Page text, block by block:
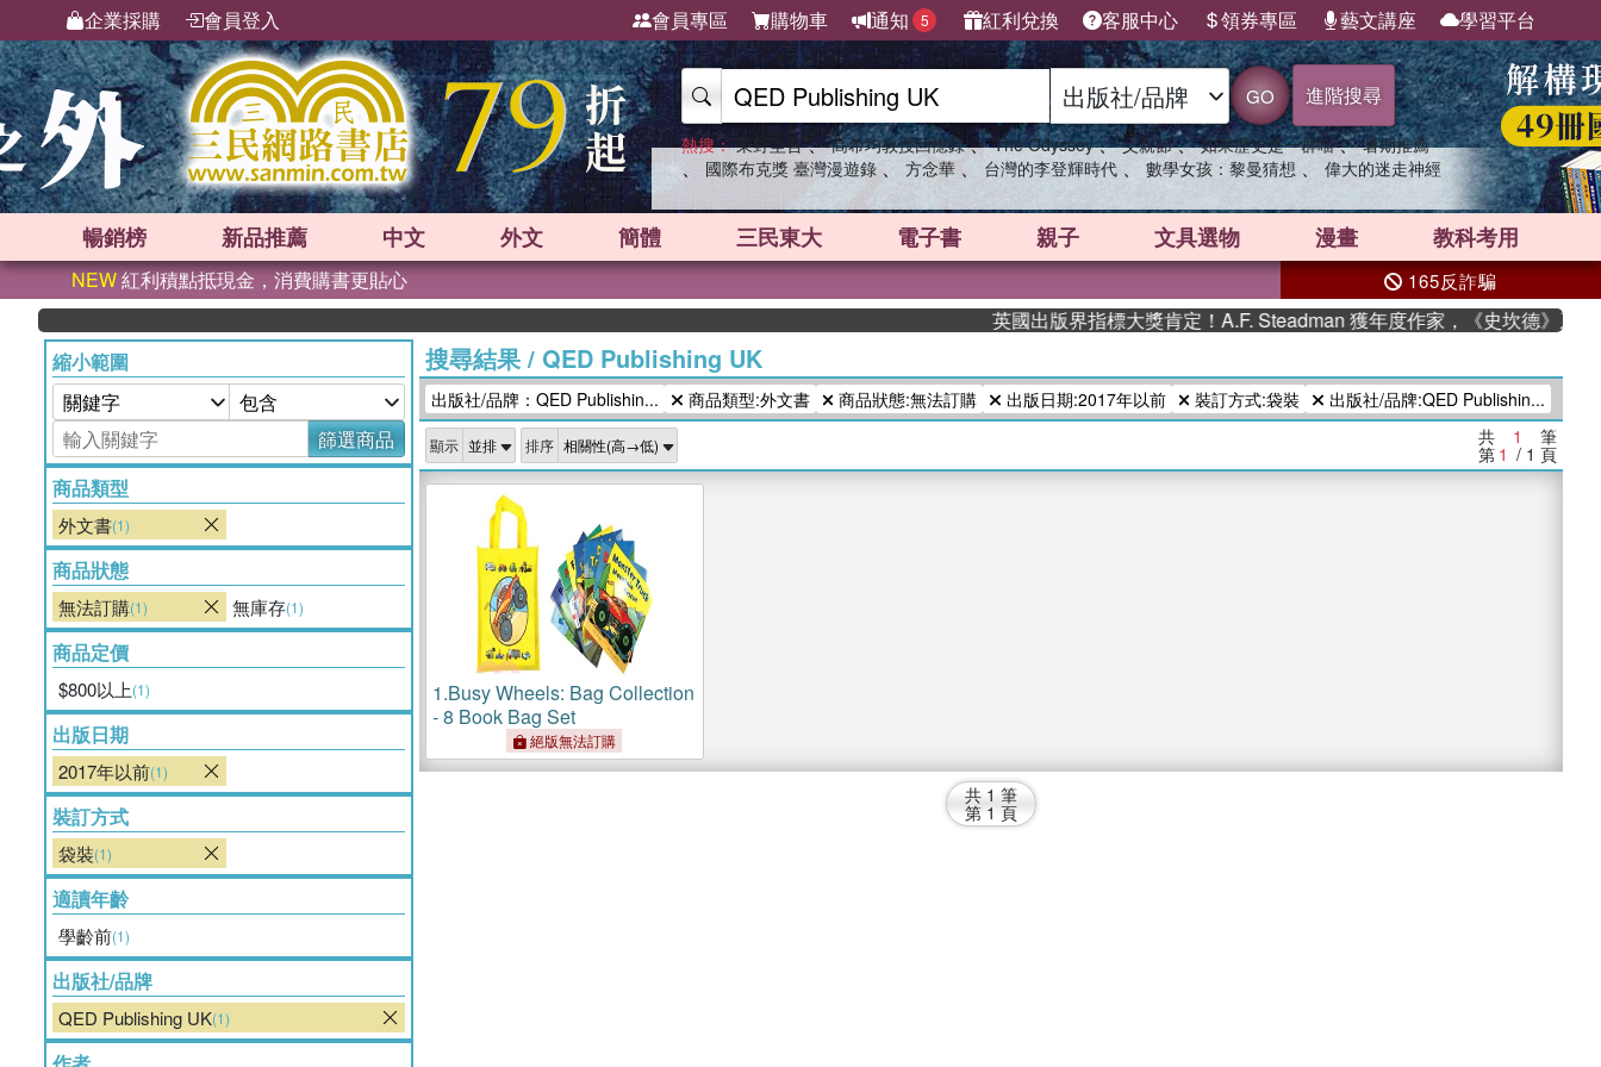
企業採購 會員登入 會員專區 購物車 通知 5 紅利兌換 客服中心 領券專區 藝文講座 學習平台
GO 進階搜尋
熱搜： 東野圭吾 、 高希均教授回憶錄 、 The Odyssey 、 父親節 、 如果歷史是一群喵 、 暑期推薦
、 國際布克獎 臺灣漫遊錄 、 方念華 、 台灣的李登輝時代 、 數學女孩：黎曼猜想 、 偉大的迷走神經
暢銷榜 新品推薦 中文 外文 簡體 三民東大 電子書 親子 文具選物 漫畫 教科考用
NEW紅利積點抵現金，消費購書更貼心 165反詐騙
英國出版界指標大獎肯定！A.F. Steadman 獲年度作家，《史坎德》系列帶
縮小範圍
篩選商品
商品類型
外文書(1)
商品狀態
無法訂購(1) 無庫存(1)
商品定價
$800以上(1)
出版日期
2017年以前(1)
裝訂方式
袋裝(1)
適讀年齡
學齡前(1)
出版社/品牌
QED Publishing UK(1)
搜尋結果/ QED Publishing UK
出版社/品牌：QED Publishin... 商品類型:外文書 商品狀態:無法訂購 出版日期:2017年以前 裝訂方式:袋裝 出版社/品牌:QED Publishin...
顯示 排序 共 1 筆
第 1 / 1 頁
1.Busy Wheels: Bag Collection
- 8 Book Bag Set
絕版無法訂購
共 1 筆
第 1 頁